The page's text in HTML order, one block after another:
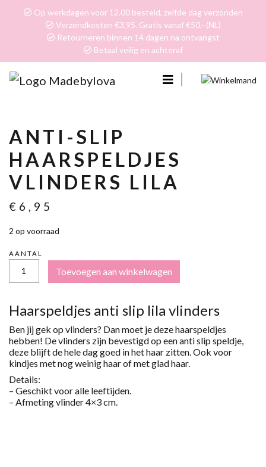
Op werkdagen voor 12.00 besteld, zelfde dag verzonden
Verzendkosten €3,95. Gratis vanaf €50,- (NL)
Retourneren binnen 14 dagen na ontvangst
Betaal veilig en achteraf
0
ANTI-SLIP
HAARSPELDJES
VLINDERS LILA
€ 6,95
2 op voorraad
AANTAL
SLIP
HAARSPELDJES
AANTAL
Toevoegen aan winkelwagen
Haarspeldjes anti slip lila vlinders
Ben jij gek op vlinders? Dan moet je deze haarspeldjes
hebben! De vlinders zijn bevestigd op een anti slip speldje,
deze blijft de hele dag goed in het haar zitten. Ook voor
kindjes met nog weinig haar of met glad haar.
Details:
– Geschikt voor alle leeftijden.
– Afmeting vlinder 4×3 cm.